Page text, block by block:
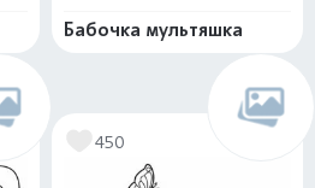
Бабочка мультяшка
450